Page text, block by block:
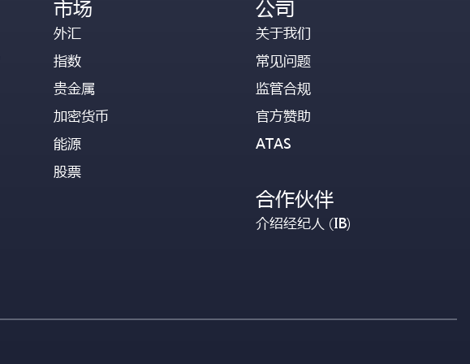
市场
外汇
指数
贵金属
加密货币
能源
股票
公司
关于我们
常见问题
监管合规
官方赞助
ATAS
合作伙伴
介绍经纪人 (IB)